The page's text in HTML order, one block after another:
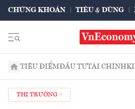
CHỨNG KHOÁN TIÊU & DÙNG
TIÊU ĐIỂMĐẦU TƯTÀI CHÍNH
THỊ TRƯỜNG